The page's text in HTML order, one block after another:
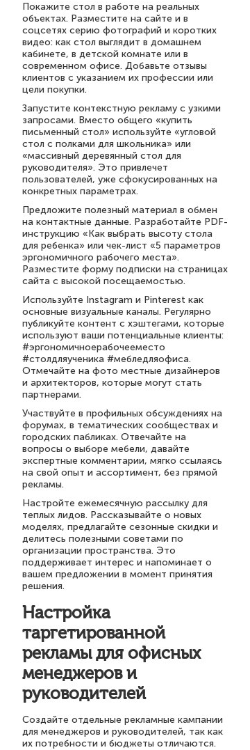
Покажите стол в работе на реальных
объектах. Разместите на сайте и в
соцсетях серию фотографий и коротких
видео: как стол выглядит в домашнем
кабинете, в детской комнате или в
современном офисе. Добавьте отзывы
клиентов с указанием их профессии или
цели покупки.
Запустите контекстную рекламу с узкими
запросами. Вместо общего «купить
письменный стол» используйте «угловой
стол с полками для школьника» или
«массивный деревянный стол для
руководителя». Это привлечет
пользователей, уже сфокусированных на
конкретных параметрах.
Предложите полезный материал в обмен
на контактные данные. Разработайте PDF-
инструкцию «Как выбрать высоту стола
для ребенка» или чек-лист «5 параметров
эргономичного рабочего места».
Разместите форму подписки на страницах
сайта с высокой посещаемостью.
Используйте Instagram и Pinterest как
основные визуальные каналы. Регулярно
публикуйте контент с хэштегами, которые
используют ваши потенциальные клиенты:
#эргономичноерабочееместо
#столдляученика #мебледляофиса.
Отмечайте на фото местные дизайнеров
и архитекторов, которые могут стать
партнерами.
Участвуйте в профильных обсуждениях на
форумах, в тематических сообществах и
городских пабликах. Отвечайте на
вопросы о выборе мебели, давайте
экспертные комментарии, мягко ссылаясь
на свой опыт и ассортимент, без прямой
рекламы.
Настройте ежемесячную рассылку для
теплых лидов. Рассказывайте о новых
моделях, предлагайте сезонные скидки и
делитесь полезными советами по
организации пространства. Это
поддерживает интерес и напоминает о
вашем предложении в момент принятия
решения.
Настройка
таргетированной
рекламы для офисных
менеджеров и
руководителей
Создайте отдельные рекламные кампании
для менеджеров и руководителей, так как
их потребности и бюджеты отличаются.